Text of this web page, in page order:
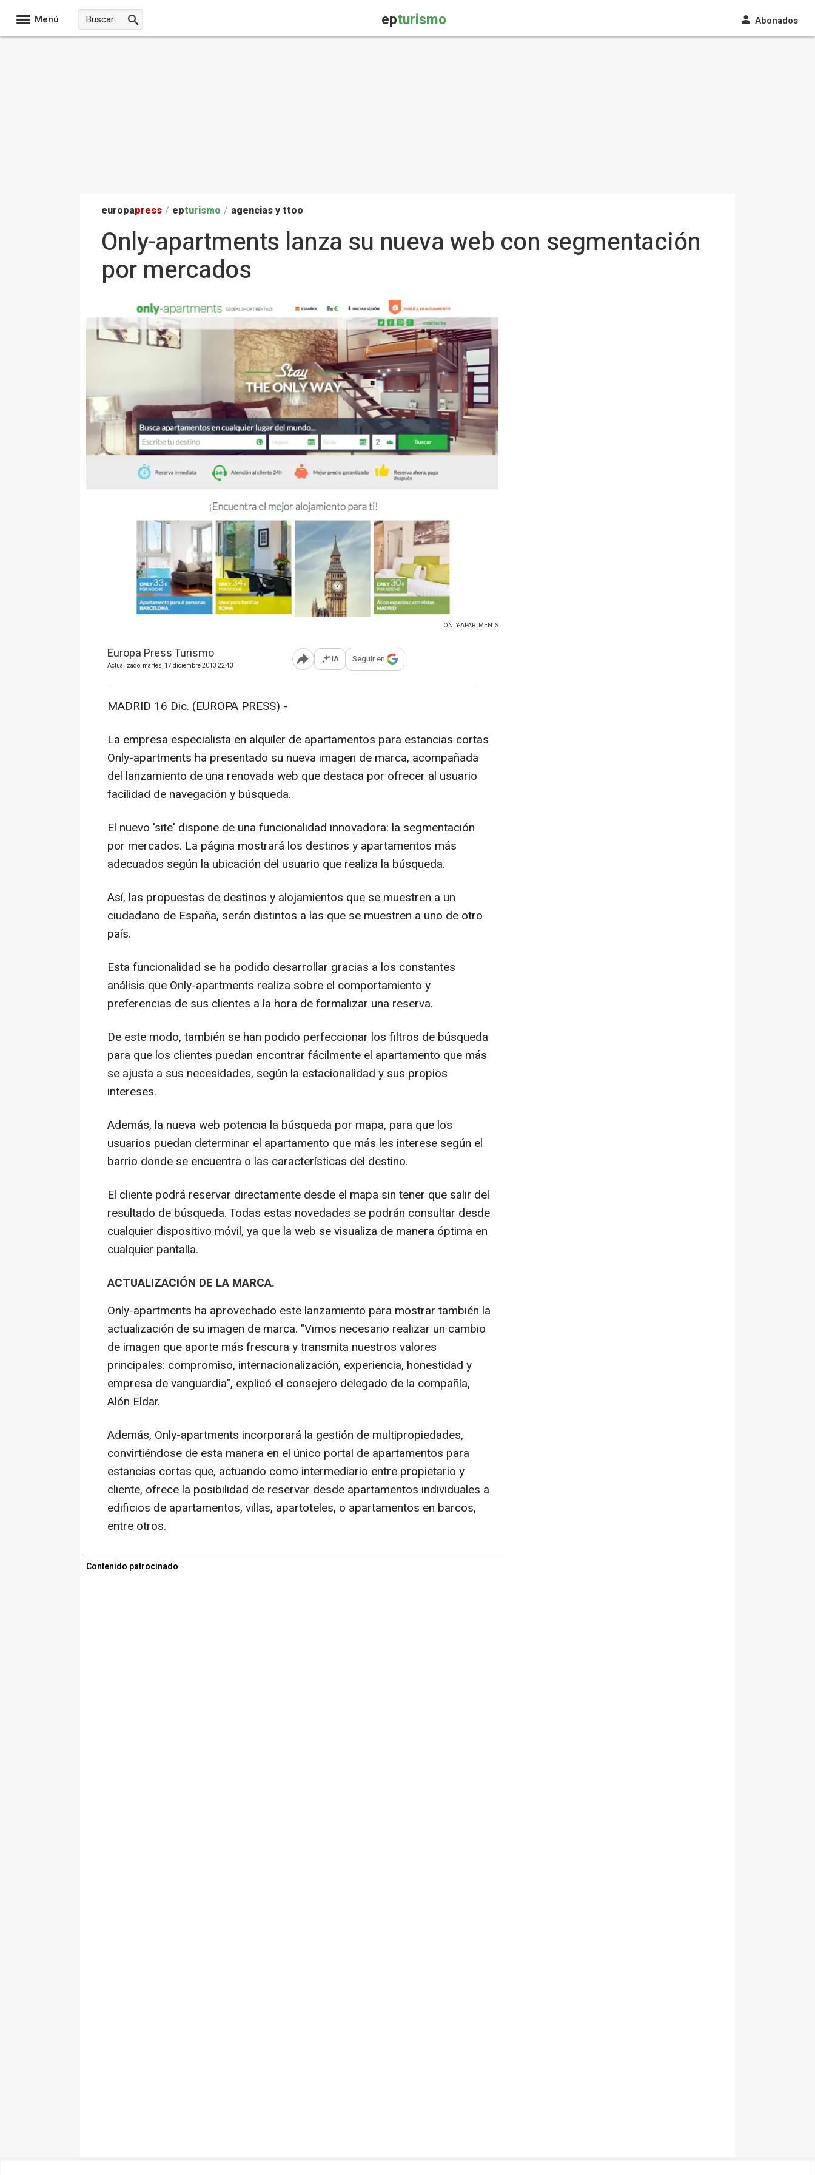
Menú epturismo Abonados
europapress / epturismo / agencias y ttoo
Only-apartments lanza su nueva web con segmentación
por mercados
ONLY-APARTMENTS
Europa Press Turismo
Actualizado: martes, 17 diciembre 2013 22:43 Abrir opciones para compartir
IA Seguir en
MADRID 16 Dic. (EUROPA PRESS) -
La empresa especialista en alquiler de apartamentos para estancias cortas
Only-apartments ha presentado su nueva imagen de marca, acompañada
del lanzamiento de una renovada web que destaca por ofrecer al usuario
facilidad de navegación y búsqueda.
El nuevo 'site' dispone de una funcionalidad innovadora: la segmentación
por mercados. La página mostrará los destinos y apartamentos más
adecuados según la ubicación del usuario que realiza la búsqueda.
Así, las propuestas de destinos y alojamientos que se muestren a un
ciudadano de España, serán distintos a las que se muestren a uno de otro
país.
Esta funcionalidad se ha podido desarrollar gracias a los constantes
análisis que Only-apartments realiza sobre el comportamiento y
preferencias de sus clientes a la hora de formalizar una reserva.
De este modo, también se han podido perfeccionar los filtros de búsqueda
para que los clientes puedan encontrar fácilmente el apartamento que más
se ajusta a sus necesidades, según la estacionalidad y sus propios
intereses.
Además, la nueva web potencia la búsqueda por mapa, para que los
usuarios puedan determinar el apartamento que más les interese según el
barrio donde se encuentra o las características del destino.
El cliente podrá reservar directamente desde el mapa sin tener que salir del
resultado de búsqueda. Todas estas novedades se podrán consultar desde
cualquier dispositivo móvil, ya que la web se visualiza de manera óptima en
cualquier pantalla.
ACTUALIZACIÓN DE LA MARCA.
Only-apartments ha aprovechado este lanzamiento para mostrar también la
actualización de su imagen de marca. "Vimos necesario realizar un cambio
de imagen que aporte más frescura y transmita nuestros valores
principales: compromiso, internacionalización, experiencia, honestidad y
empresa de vanguardia", explicó el consejero delegado de la compañía,
Alón Eldar.
Además, Only-apartments incorporará la gestión de multipropiedades,
convirtiéndose de esta manera en el único portal de apartamentos para
estancias cortas que, actuando como intermediario entre propietario y
cliente, ofrece la posibilidad de reservar desde apartamentos individuales a
edificios de apartamentos, villas, apartoteles, o apartamentos en barcos,
entre otros.
Contenido patrocinado